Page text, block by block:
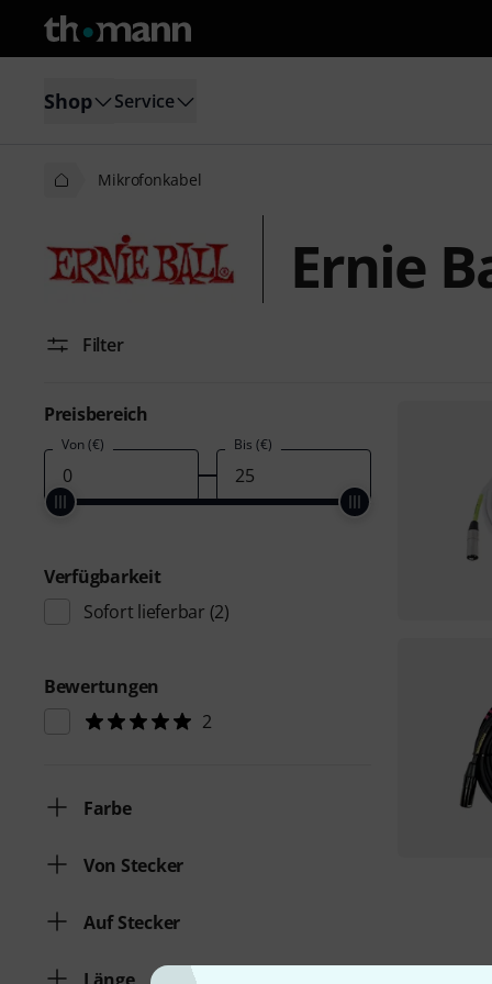
Shop Service
Mikrofonkabel
Ernie
Filter
Preisbereich
Von (€) Bis (€)
Verfügbarkeit
Sofort lieferbar (2)
Bewertungen
2
Farbe
Von Stecker
Auf Stecker